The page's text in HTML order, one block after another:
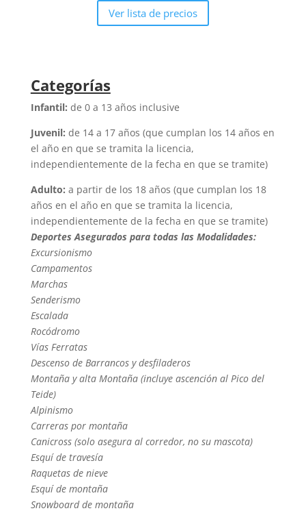
Ver lista de precios
Categorías
Infantil: de 0 a 13 años inclusive
Juvenil: de 14 a 17 años (que cumplan los 14 años en
el año en que se tramita la licencia,
independientemente de la fecha en que se tramite)
Adulto: a partir de los 18 años (que cumplan los 18
años en el año en que se tramita la licencia,
independientemente de la fecha en que se tramite)
Deportes Asegurados para todas las Modalidades:
Excursionismo
Campamentos
Marchas
Senderismo
Escalada
Rocódromo
Vías Ferratas
Descenso de Barrancos y desfiladeros
Montaña y alta Montaña (incluye ascención al Pico del
Teide)
Alpinismo
Carreras por montaña
Canicross (solo asegura al corredor, no su mascota)
Esquí de travesía
Raquetas de nieve
Esquí de montaña
Snowboard de montaña